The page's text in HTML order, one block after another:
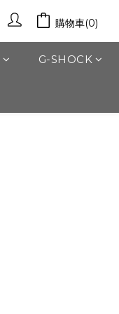
購物車(0)
G-SHOCK